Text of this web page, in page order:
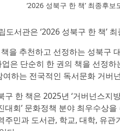
‘2026 성북구 한 책’ 최종후보
도서관은 ‘2026 성북구 한 책’
을 추천하고 선정하는 성북구
은 단순히 한 권의 책을 선정
여하는 전국적인 독서문화 거버
한 책은 2025년 ‘거버넌스지
대회’ 문화정책 분야 최우수상
주민과 도서관, 학교, 대학, 유